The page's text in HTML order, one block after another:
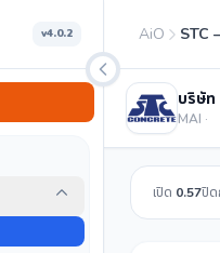
v4.0.2 AiO STC
บริษัท
MAI ·
เปิด 0.57ปิด